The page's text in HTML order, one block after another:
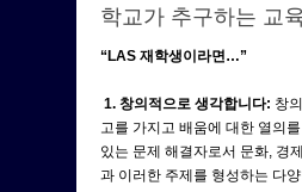
학교가 추구하는 교
“LAS 재학생이라면…”
1. 창의적으로 생각합니다: 창
고를 가지고 배움에 대한 열의
있는 문제 해결자로서 문화, 경
과 이러한 주제를 형성하는 다